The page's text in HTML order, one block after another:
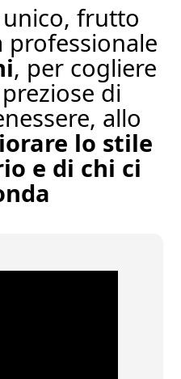
frutto
professionale
, per cogliere
di
allo
lo stile
e di chi ci